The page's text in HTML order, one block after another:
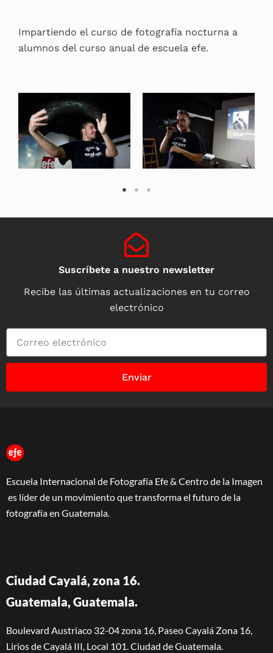
Impartiendo el curso de fotografía nocturna a
alumnos del curso anual de escuela efe.
Suscríbete a nuestro newsletter
Recibe las últimas actualizaciones en tu correo
electrónico
Enviar
Escuela Internacional de Fotografía Efe & Centro de la Imagen
es líder de un movimiento que transforma el futuro de la
fotografía en Guatemala.
Ciudad Cayalá, zona 16.
Guatemala, Guatemala.
Boulevard Austriaco 32-04 zona 16, Paseo Cayalá Zona 16,
Lirios de Cayalá III, Local 101. Ciudad de Guatemala.